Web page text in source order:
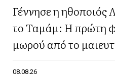
Γέννησε η
το Ταμάμ: Η πρώτη
μωρού από το
08.08.26